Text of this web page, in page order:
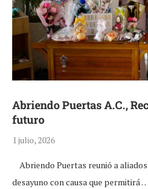
Abriendo Puertas A.C.,
futuro
1 julio, 2026
Abriendo Puertas reunió a
desayuno con causa que permitirá …